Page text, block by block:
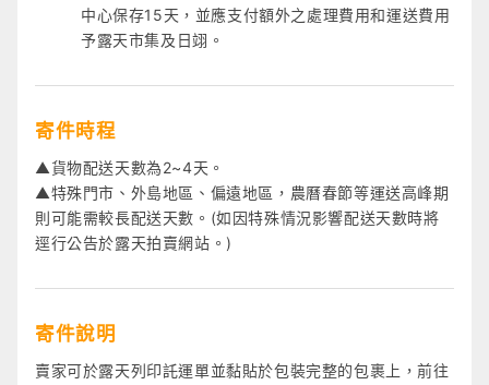
中心保存15天，並應支付額外之處理費用和運送費用
予露天市集及日翊。
寄件時程
▲貨物配送天數為2~4天。
▲特殊門市、外島地區、偏遠地區，農曆春節等運送高峰期
則可能需較長配送天數。(如因特殊情況影響配送天數時將
逕行公告於露天拍賣網站。)
寄件說明
賣家可於露天列印託運單並黏貼於包裝完整的包裹上，前往